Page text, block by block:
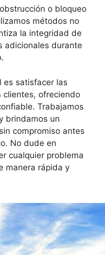
o bloqueo
métodos no
la integridad de
adicionales durante
es satisfacer las
clientes, ofreciendo
Trabajamos
brindamos un
compromiso antes
No dude en
cualquier problema
manera rápida y